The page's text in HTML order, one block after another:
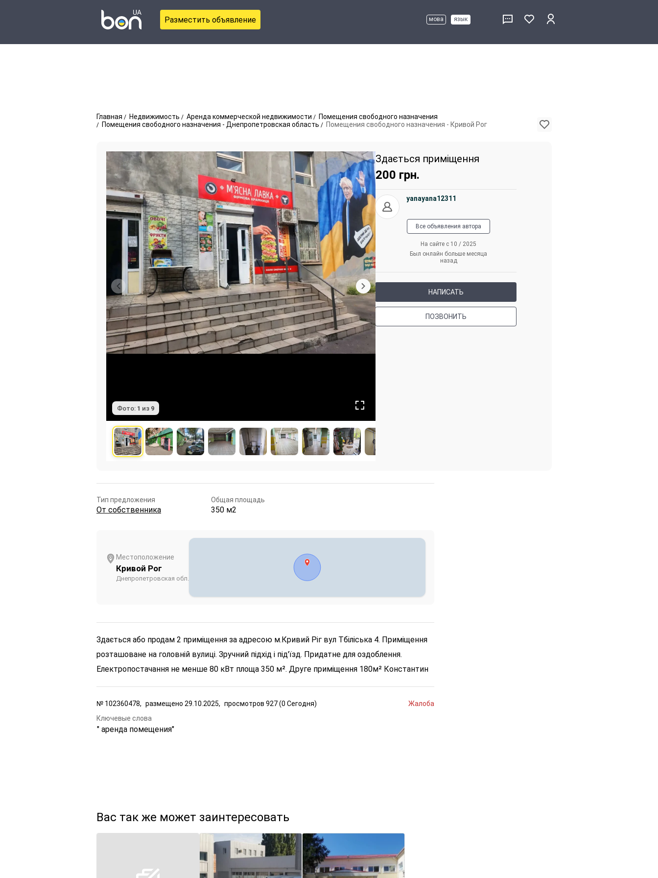
Разместить объявление мова язык
Главная Недвижимость Аренда коммерческой недвижимости
Помещения свободного назначения
Помещения свободного назначения - Днепропетровская область
Помещения свободного назначения - Кривой Рог
Фото: 1 из 9
Здається приміщення
200 грн.
yanayana12311
Все объявления автора
На сайте с 10 / 2025
Был онлайн больше месяца
назад
НАПИСАТЬ
ПОЗВОНИТЬ
Тип предложения
От собственника
Общая площадь
350 м2
Местоположение
Кривой Рог
Днепропетровская обл.
Здається або продам 2 приміщення за адресою м.Кривий Ріг вул Тбіліська 4. Приміщення
розташоване на головній вулиці. Зручний підхід і під'їзд. Придатне для оздоблення.
Електропостачання не менше 80 кВт площа 350 м². Друге приміщення 180м² Константин
№ 102360478, размещено 29.10.2025, просмотров 927 (0 Сегодня)
Жалоба
Ключевые слова
" аренда помещения"
Вас так же может заинтересовать